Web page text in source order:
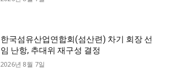
한국섬유산업연합회(섬산련) 차기 회장 선
임 난항, 추대위 재구성 결정
2026년 8월 7일